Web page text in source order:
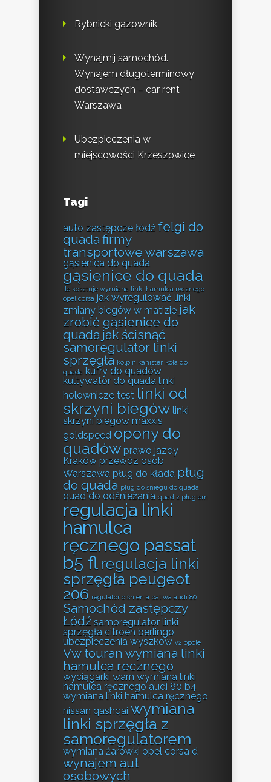
Rybnicki gazownik
Wynajmij samochód.
Wynajem długoterminowy
dostawczych – car rent
Warszawa
Ubezpieczenia w
miejscowości Krzeszowice
Tagi
auto zastępcze łódź felgi do
quada firmy
transportowe warszawa
gąsienica do quada
gąsienice do quada
ile kosztuje wymiana linki hamulca ręcznego
opel corsa jak wyregulować linki
zmiany biegów w matizie jak
zrobić gąsienice do
quada jak ścisnąć
samoregulator linki
sprzęgła kolpin kanister koła do
quada kufry do quadów
kultywator do quada linki
holownicze test linki od
skrzyni biegów linki
skrzyni biegów maxxis
goldspeed opony do
quadów prawo jazdy
Kraków przewóz osób
Warszawa pług do kłada pług
do quada pług do śniegu do quada
quad do odśnieżania quad z pługiem
regulacja linki
hamulca
ręcznego passat
b5 fl regulacja linki
sprzęgła peugeot
206 regulator ciśnienia paliwa audi 80
Samochód zastępczy
Łódź samoregulator linki
sprzęgła citroen berlingo
ubezpieczenia wyszków v2 opole
Vw touran wymiana linki
hamulca recznego
wyciągarki warn wymiana linki
hamulca ręcznego audi 80 b4
wymiana linki hamulca ręcznego
nissan qashqai wymiana
linki sprzęgła z
samoregulatorem
wymiana żarówki opel corsa d
wynajem aut
osobowych